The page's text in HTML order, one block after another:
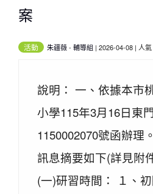
案
活動 朱疆薇- 輔導組 | 2026-04-08 | 人
說明： 一、依據本市
小學115年3月16日東
1150002070號函辦理
訊息摘要如下(詳見附
(一)研習時間： １、